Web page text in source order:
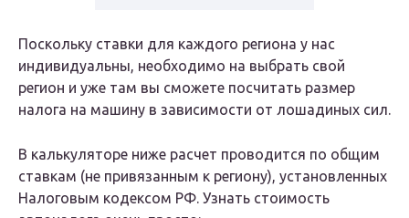
Поскольку ставки для каждого региона у нас
индивидуальны, необходимо на выбрать свой
регион и уже там вы сможете посчитать размер
налога на машину в зависимости от лошадиных сил.
В калькуляторе ниже расчет проводится по общим
ставкам (не привязанным к региону), установленных
Налоговым кодексом РФ. Узнать стоимость